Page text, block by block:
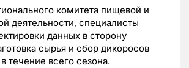
комитета пищевой и
деятельности, специалисты
данных в сторону
сырья и сбор дикоросов
течение всего сезона.